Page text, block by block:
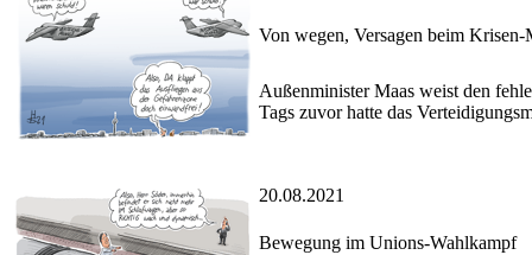
Von wegen, Versagen beim Krisen-
Außenminister Maas weist den
Tags zuvor hatte das
20.08.2021
Bewegung im Unions-Wahlkampf